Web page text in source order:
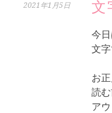
2021年1月5日 文
今日
文字
お
読
ア